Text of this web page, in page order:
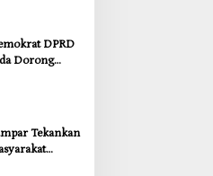
DPRD
Dorong
dan
Tekankan